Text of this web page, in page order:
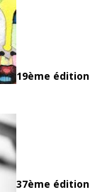
19ème édition
37ème édition